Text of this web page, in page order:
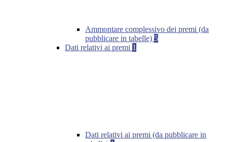
Ammontare complessivo dei premi (da
pubblicare in tabelle) 5
Dati relativi ai premi 1
Dati relativi ai premi (da pubblicare in